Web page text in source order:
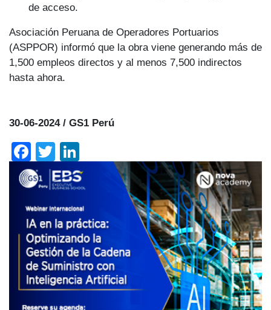
de acceso.
Asociación Peruana de Operadores Portuarios
(ASPPOR) informó que la obra viene generando más de
1,500 empleos directos y al menos 7,500 indirectos
hasta ahora.
30-06-2024 / GS1 Perú
Facebook
Twitter